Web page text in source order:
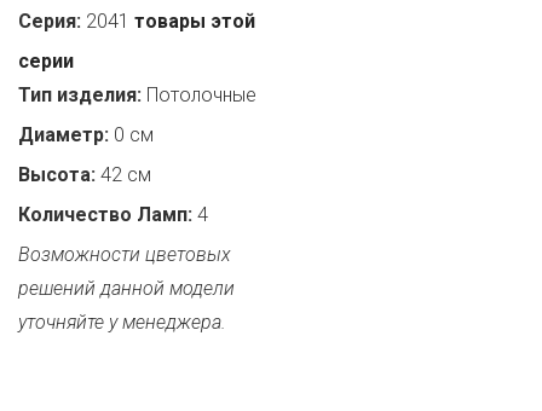
Серия: 2041 товары этой
серии
Тип изделия: Потолочные
Диаметр: 0 см
Высота: 42 см
Количество Ламп: 4
Возможности цветовых
решений данной модели
уточняйте у менеджера.